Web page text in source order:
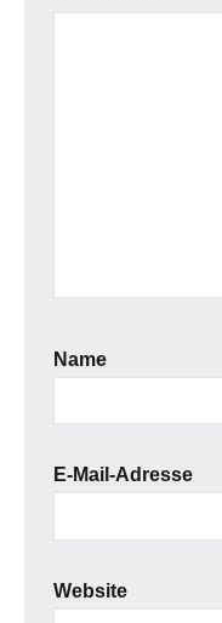
Name
E-Mail-Adresse
Website